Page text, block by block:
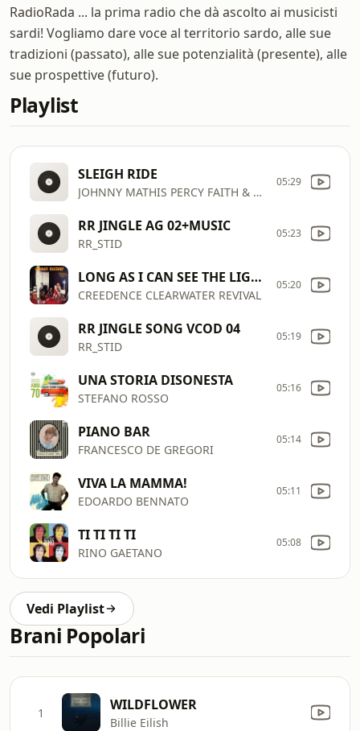
RadioRada ... la prima radio che dà ascolto ai musicisti
sardi! Vogliamo dare voce al territorio sardo, alle sue
tradizioni (passato), alle sue potenzialità (presente), alle
sue prospettive (futuro).
Playlist
SLEIGH RIDE
JOHNNY MATHIS PERCY FAITH & HIS ORCHESTRA
05:29
RR JINGLE AG 02+MUSIC
RR_STID
05:23
LONG AS I CAN SEE THE LIGHT
CREEDENCE CLEARWATER REVIVAL
05:20
RR JINGLE SONG VCOD 04
RR_STID
05:19
UNA STORIA DISONESTA
STEFANO ROSSO
05:16
PIANO BAR
FRANCESCO DE GREGORI
05:14
VIVA LA MAMMA!
EDOARDO BENNATO
05:11
TI TI TI TI
RINO GAETANO
05:08
Vedi Playlist
Brani Popolari
1 WILDFLOWER
Billie Eilish